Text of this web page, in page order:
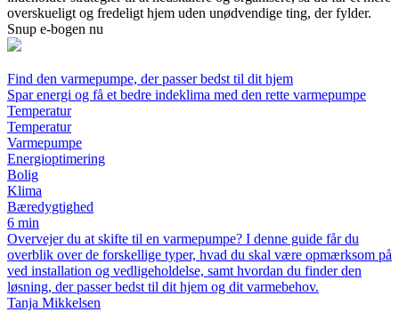
overskueligt og fredeligt hjem uden unødvendige ting, der fylder.
Snup e-bogen nu
Find den varmepumpe, der passer bedst til dit hjem
Spar energi og få et bedre indeklima med den rette varmepumpe
Temperatur
Temperatur
Varmepumpe
Energioptimering
Bolig
Klima
Bæredygtighed
6 min
Overvejer du at skifte til en varmepumpe? I denne guide får du
overblik over de forskellige typer, hvad du skal være opmærksom på
ved installation og vedligeholdelse, samt hvordan du finder den
løsning, der passer bedst til dit hjem og dit varmebehov.
Tanja Mikkelsen